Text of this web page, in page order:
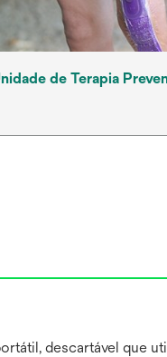
de Terapia
descartável que